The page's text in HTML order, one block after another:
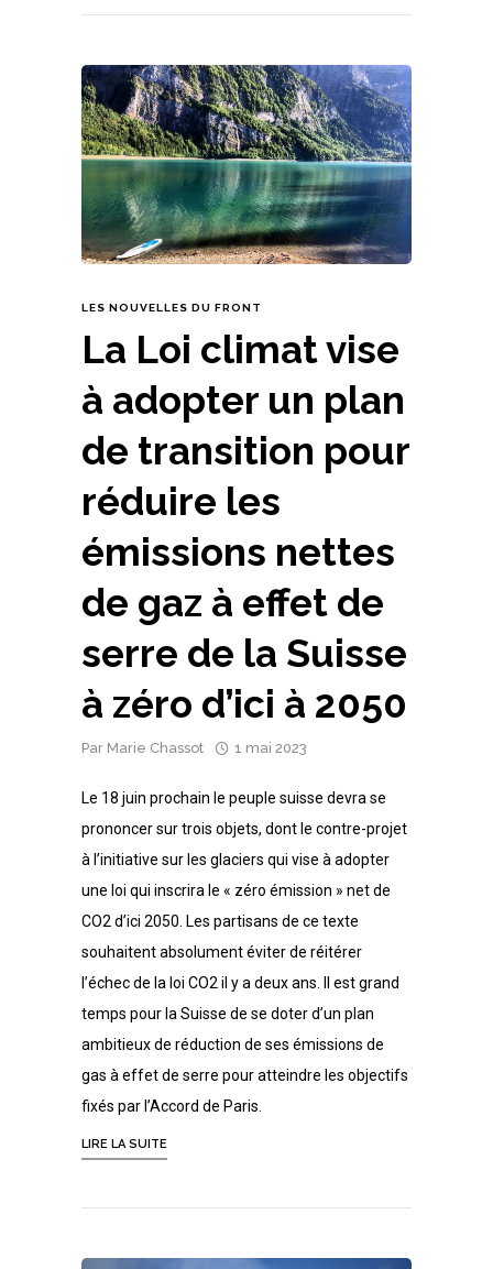
LES NOUVELLES DU FRONT
La Loi climat vise
à adopter un plan
de transition pour
réduire les
émissions nettes
de gaz à effet de
serre de la Suisse
à zéro d’ici à 2050
Par Marie Chassot 1 mai 2023
Le 18 juin prochain le peuple suisse devra se
prononcer sur trois objets, dont le contre-projet
à l’initiative sur les glaciers qui vise à adopter
une loi qui inscrira le « zéro émission » net de
CO2 d’ici 2050. Les partisans de ce texte
souhaitent absolument éviter de réitérer
l’échec de la loi CO2 il y a deux ans. Il est grand
temps pour la Suisse de se doter d’un plan
ambitieux de réduction de ses émissions de
gas à effet de serre pour atteindre les objectifs
fixés par l’Accord de Paris.
LIRE LA SUITE